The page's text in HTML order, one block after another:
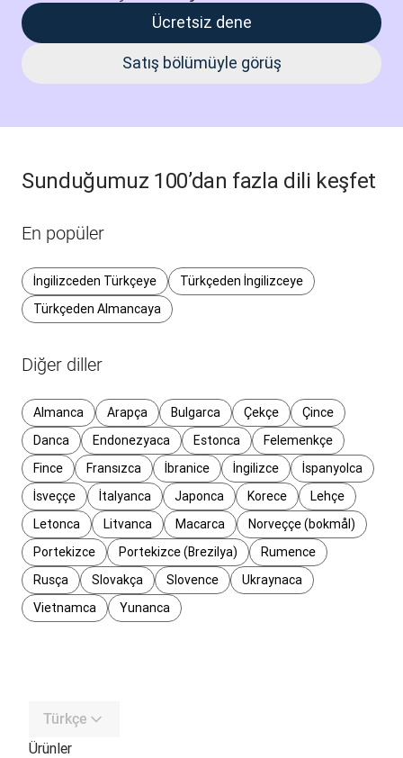
Ücretsiz dene
Satış bölümüyle görüş
Sunduğumuz 100’dan fazla dili keşfet
En popüler
İngilizceden Türkçeye
Türkçeden İngilizceye
Türkçeden Almancaya
Diğer diller
Almanca Arapça Bulgarca Çekçe
Çince
Danca
Endonezyaca Estonca
Felemenkçe
Fince
Fransızca İbranice İngilizce
İspanyolca
İsveççe
İtalyanca Japonca Korece
Lehçe
Letonca
Litvanca Macarca
Norveççe (bokmål)
Portekizce
Portekizce (Brezilya)
Rumence
Rusça
Slovakça Slovence
Ukraynaca
Vietnamca
Yunanca
Türkçe
Ürünler